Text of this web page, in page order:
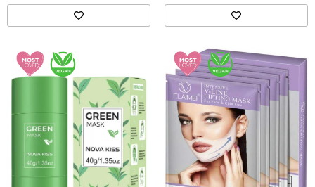
Scrub / Balsam de buze